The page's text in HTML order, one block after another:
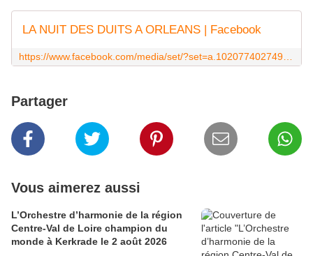
LA NUIT DES DUITS A ORLEANS | Facebook
Partager
Vous aimerez aussi
L’Orchestre d’harmonie de la région
Centre-Val de Loire champion du
monde à Kerkrade le 2 août 2026